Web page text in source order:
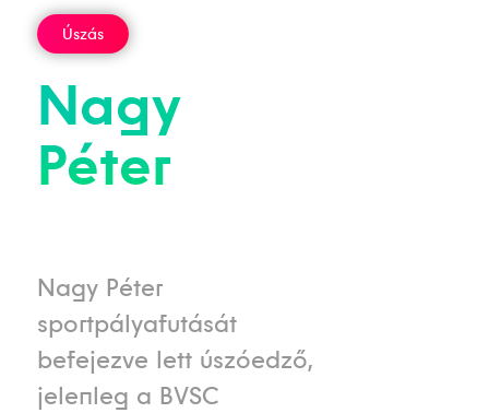
Úszás
Nagy
Péter
Nagy Péter
sportpályafutását
befejezve lett úszóedző,
jelenleg a BVSC